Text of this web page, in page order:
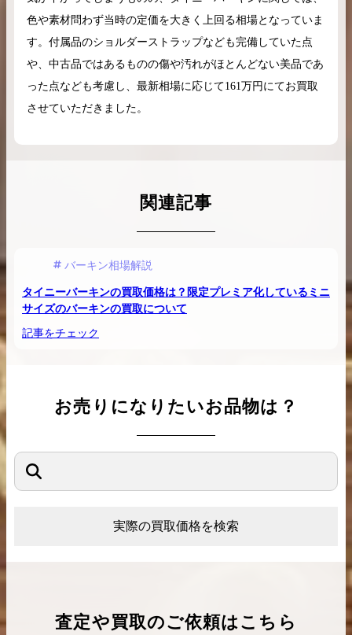
色や素材問わず当時の定価を大きく上回る相場となっていま
す。付属品のショルダーストラップなども完備していた点
や、中古品ではあるものの傷や汚れがほとんどない美品であ
った点なども考慮し、最新相場に応じて161万円にてお買取
させていただきました。
関連記事
バーキン相場解説
タイニーバーキンの買取価格は？限定プレミア化しているミニ
サイズのバーキンの買取について
記事をチェック
お売りになりたいお品物は？
実際の買取価格を検索
査定や買取のご依頼はこちら